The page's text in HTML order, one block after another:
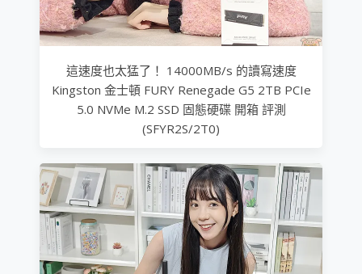
這速度也太猛了！ 14000MB/s 的讀寫速度
Kingston 金士頓 FURY Renegade G5 2TB PCIe
5.0 NVMe M.2 SSD 固態硬碟 開箱 評測
(SFYR2S/2T0)